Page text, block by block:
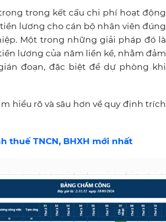
trong kết cấu chi phí hoạt động
lương cho cán bộ nhân viên đúng
Một trong những giải pháp đó là
lương của năm liền kề, nhằm đảm
đoạn, đặc biệt để dự phòng khi
hiểu rõ và sâu hơn về quy định trích
thuế TNCN, BHXH mới nhất